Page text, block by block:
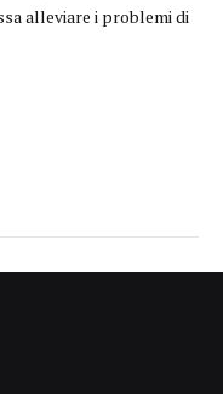
alleviare i problemi di